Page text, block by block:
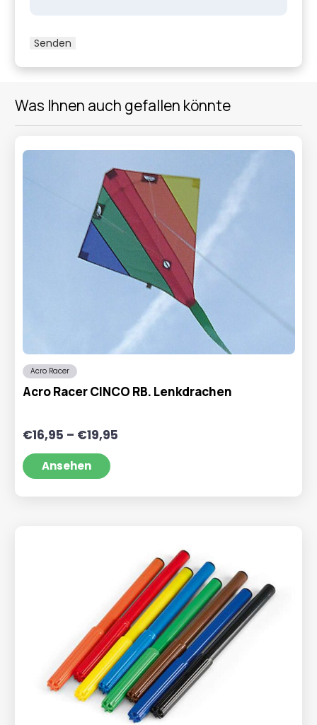
Was Ihnen auch gefallen könnte
Acro Racer
Acro Racer CINCO RB. Lenkdrachen
€16,95 – €19,95Preisspanne:
Ansehen